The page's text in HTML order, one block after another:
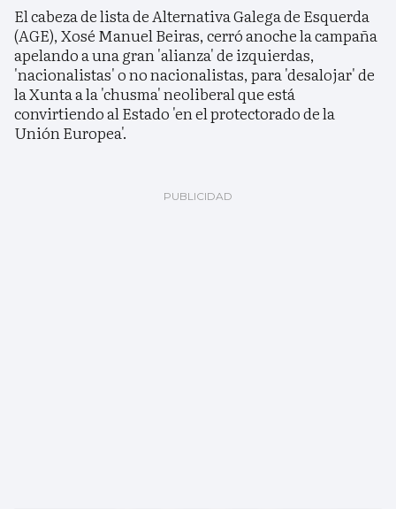
El cabeza de lista de Alternativa Galega de Esquerda
(AGE), Xosé Manuel Beiras, cerró anoche la campaña
apelando a una gran 'alianza' de izquierdas,
'nacionalistas' o no nacionalistas, para 'desalojar' de
la Xunta a la 'chusma' neoliberal que está
convirtiendo al Estado 'en el protectorado de la
Unión Europea'.